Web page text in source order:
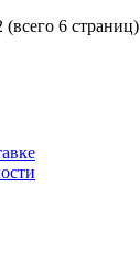
(всего 6 страниц)